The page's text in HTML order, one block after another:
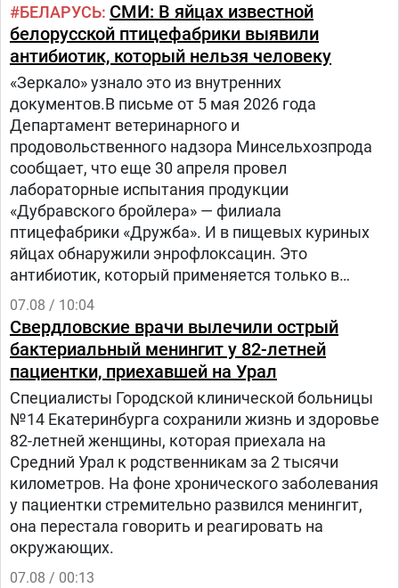
БЕЛАРУСЬ СМИ: В яйцах известной
белорусской птицефабрики выявили
антибиотик, который нельзя человеку
«Зеркало» узнало это из внутренних
документов.В письме от 5 мая 2026 года
Департамент ветеринарного и
продовольственного надзора Минсельхозпрода
сообщает, что еще 30 апреля провел
лабораторные испытания продукции
«Дубравского бройлера» — филиала
птицефабрики «Дружба». И в пищевых куриных
яйцах обнаружили энрофлоксацин. Это
антибиотик, который применяется только в
ветеринарии для лечения сельскохозяйственных,
домашних животных и птиц.
07.08 / 10:04
Свердловские врачи вылечили острый
бактериальный менингит у 82-летней
пациентки, приехавшей на Урал
Специалисты Городской клинической больницы
№14 Екатеринбурга сохранили жизнь и здоровье
82-летней женщины, которая приехала на
Средний Урал к родственникам за 2 тысячи
километров. На фоне хронического заболевания
у пациентки стремительно развился менингит,
она перестала говорить и реагировать на
окружающих.
07.08 / 00:13